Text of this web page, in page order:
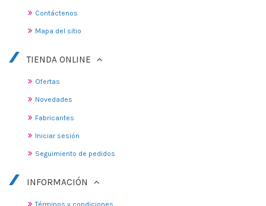
Contáctenos
Mapa del sitio
TIENDA ONLINE
Ofertas
Novedades
Fabricantes
Iniciar sesión
Seguimiento de pedidos
INFORMACIÓN
Términos y condiciones